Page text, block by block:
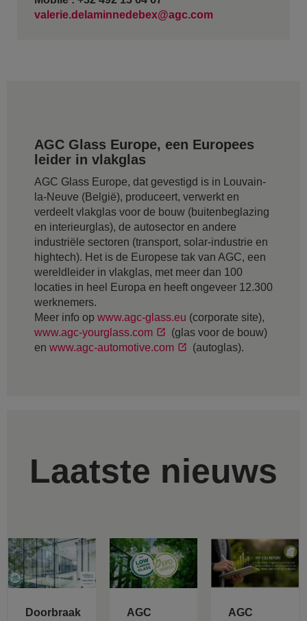
valerie.delaminnedebex@agc.com
AGC Glass Europe, een Europees
leider in vlakglas
AGC Glass Europe, dat gevestigd is in Louvain-
la-Neuve (België), produceert, verwerkt en
verdeelt vlakglas voor de bouw (buitenbeglazing
en interieurglas), de autosector en andere
industriële sectoren (transport, solar-industrie en
hightech). Het is de Europese tak van AGC, een
wereldleider in vlakglas, met meer dan 100
locaties in heel Europa en heeft ongeveer 12.300
werknemers.
Meer info op www.agc-glass.eu (corporate site),
www.agc-yourglass.com
(glas voor de bouw)
en www.agc-automotive.com (autoglas).
Laatste nieuws
Doorbraak
AGC
AGC